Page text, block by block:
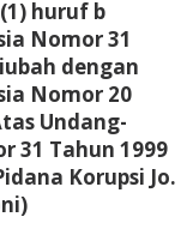
huruf b
Nomor 31
dengan
Nomor 20
Undang-
31 Tahun 1999
Korupsi Jo.